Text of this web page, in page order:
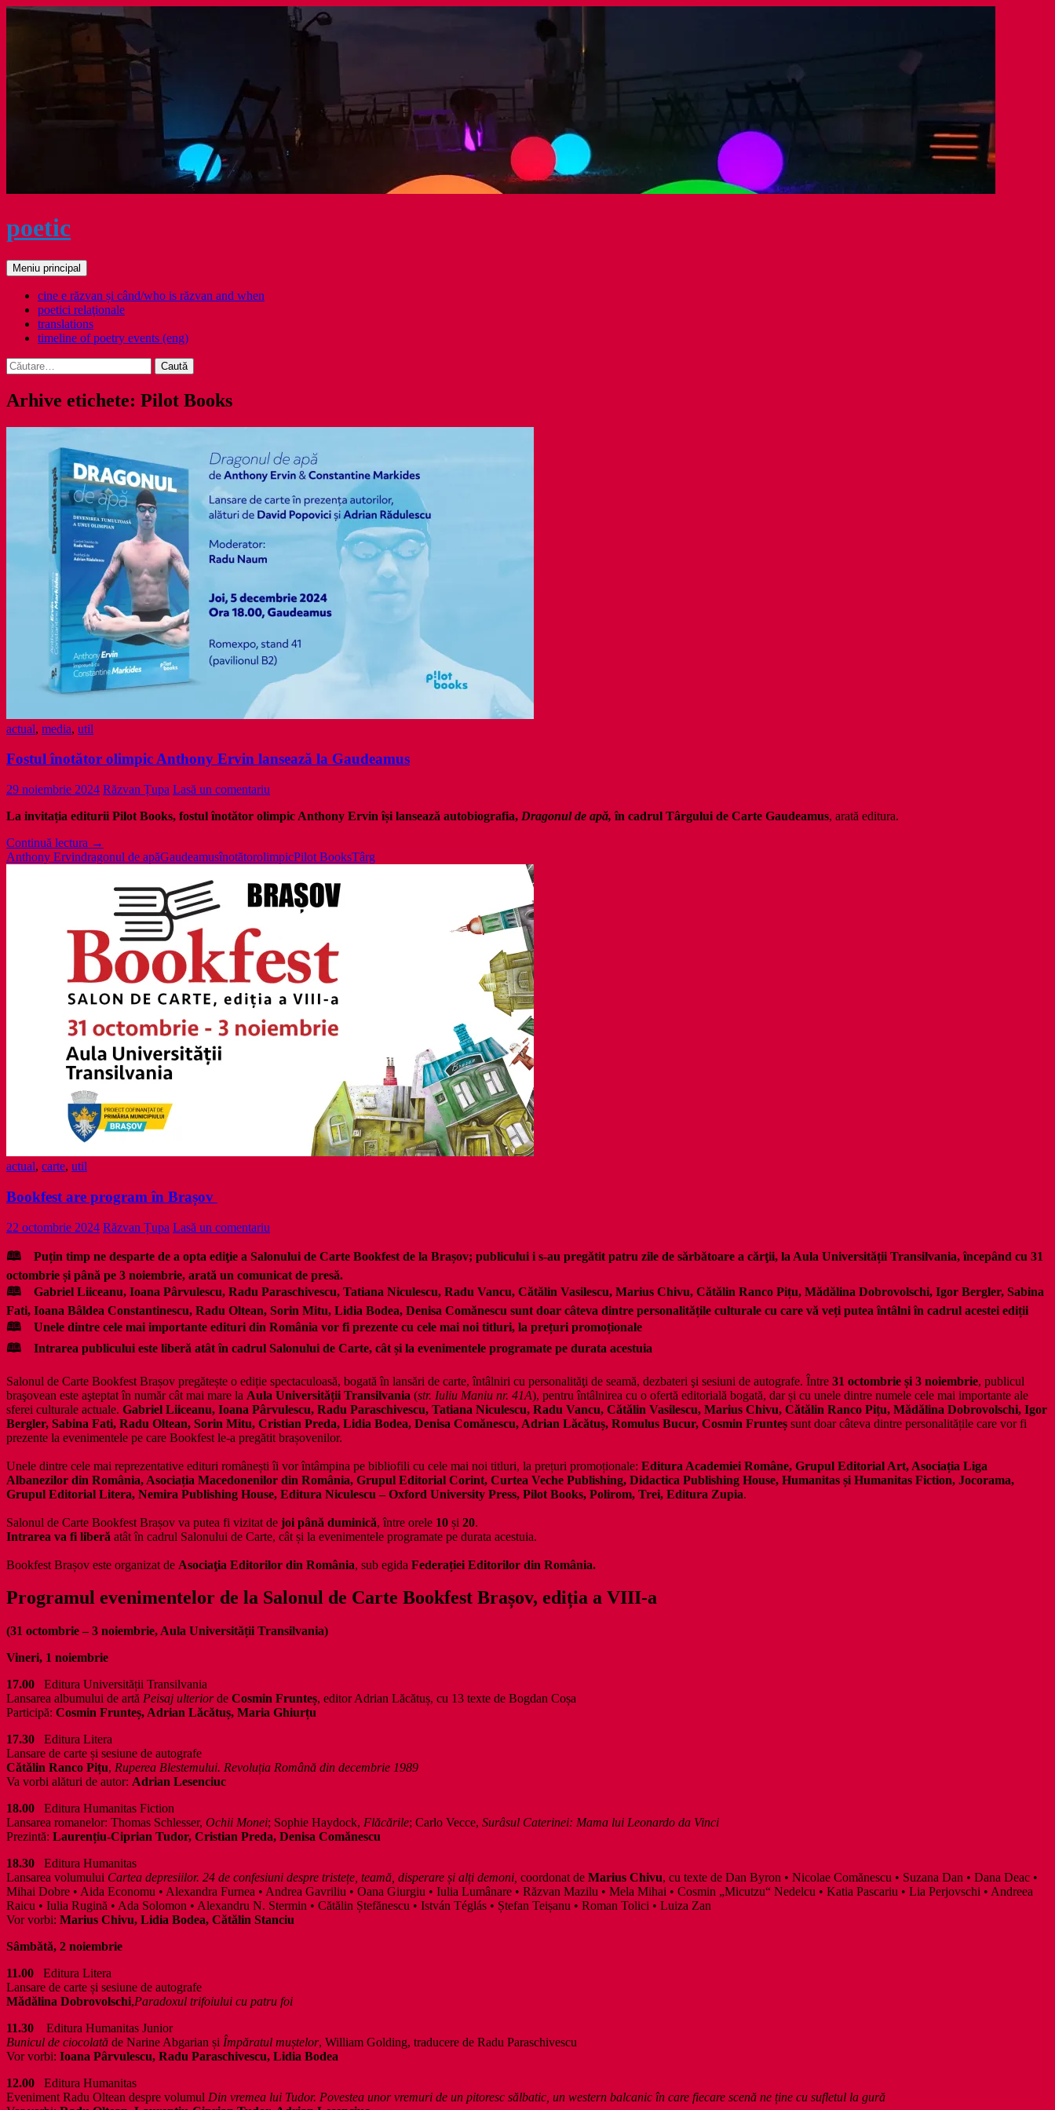
Sari
poetic
Caută
Meniu principal
cine e răzvan și când/who is răzvan and when
poetici relaţionale
translations
timeline of poetry events (eng)
Caută
după:
Arhive etichete: Pilot Books
actual, media, util
Fostul înotător olimpic Anthony Ervin lansează la Gaudeamus
29 noiembrie 2024 Răzvan Țupa Lasă un comentariu
La invitația editurii Pilot Books, fostul înotător olimpic Anthony Ervin își lansează autobiografia, Dragonul de apă, în cadrul Târgului de Carte Gaudeamus, arată editura.
Continuă lectura Fostul
înotător
Anthony
lansează
la
Gaudeamus
→
Anthony Ervindragonul de apăGaudeamusînotătorolimpicPilot BooksTârg
actual, carte, util
Bookfest are program în Brașov
22 octombrie 2024 Răzvan Țupa Lasă un comentariu
🕮 Puțin timp ne desparte de a opta ediţie a Salonului de Carte Bookfest de la Brașov; publicului i s-au pregătit patru zile de sărbătoare a cărţii, la Aula Universității Transilvania, începând cu 31
octombrie și până pe 3 noiembrie, arată un comunicat de presă.
🕮 Gabriel Liiceanu, Ioana Pârvulescu, Radu Paraschivescu, Tatiana Niculescu, Radu Vancu, Cătălin Vasilescu, Marius Chivu, Cătălin Ranco Pițu, Mădălina Dobrovolschi, Igor Bergler, Sabina
Fati, Ioana Bâldea Constantinescu, Radu Oltean, Sorin Mitu, Lidia Bodea, Denisa Comănescu sunt doar câteva dintre personalitățile culturale cu care vă veți putea întâlni în cadrul acestei ediții
🕮 Unele dintre cele mai importante edituri din România vor fi prezente cu cele mai noi titluri, la prețuri promoționale
🕮 Intrarea publicului este liberă atât în cadrul Salonului de Carte, cât și la evenimentele programate pe durata acestuia
Salonul de Carte Bookfest Brașov pregătește o ediție spectaculoasă, bogată în lansări de carte, întâlniri cu personalităţi de seamă, dezbateri şi sesiuni de autografe. Între 31 octombrie și 3 noiembrie, publicul
braşovean este aşteptat în număr cât mai mare la Aula Universității Transilvania (str. Iuliu Maniu nr. 41A), pentru întâlnirea cu o ofertă editorială bogată, dar și cu unele dintre numele cele mai importante ale
sferei culturale actuale. Gabriel Liiceanu, Ioana Pârvulescu, Radu Paraschivescu, Tatiana Niculescu, Radu Vancu, Cătălin Vasilescu, Marius Chivu, Cătălin Ranco Pițu, Mădălina Dobrovolschi, Igor
Bergler, Sabina Fati, Radu Oltean, Sorin Mitu, Cristian Preda, Lidia Bodea, Denisa Comănescu, Adrian Lăcătuș, Romulus Bucur, Cosmin Frunteș sunt doar câteva dintre personalitățile care vor fi
prezente la evenimentele pe care Bookfest le-a pregătit brașovenilor.
Unele dintre cele mai reprezentative edituri românești îi vor întâmpina pe bibliofili cu cele mai noi titluri, la prețuri promoționale: Editura Academiei Române, Grupul Editorial Art, Asociația Liga
Albanezilor din România, Asociația Macedonenilor din România, Grupul Editorial Corint, Curtea Veche Publishing, Didactica Publishing House, Humanitas și Humanitas Fiction, Jocorama,
Grupul Editorial Litera, Nemira Publishing House, Editura Niculescu – Oxford University Press, Pilot Books, Polirom, Trei, Editura Zupia.
Salonul de Carte Bookfest Brașov va putea fi vizitat de joi până duminică, între orele 10 și 20.
Intrarea va fi liberă atât în cadrul Salonului de Carte, cât și la evenimentele programate pe durata acestuia.
Bookfest Brașov este organizat de Asociaţia Editorilor din România, sub egida Federației Editorilor din România.
Programul evenimentelor de la Salonul de Carte Bookfest Brașov, ediția a VIII-a
(31 octombrie – 3 noiembrie, Aula Universității Transilvania)
Vineri, 1 noiembrie
17.00 Editura Universității Transilvania
Lansarea albumului de artă Peisaj ulteriorde Cosmin Frunteș, editor Adrian Lăcătuș, cu 13 texte de Bogdan Coșa
Participă: Cosmin Frunteș, Adrian Lăcătuș, Maria Ghiurțu
17.30 Editura Litera
Lansare de carte și sesiune de autografe
Cătălin Ranco Pițu, Ruperea Blestemului. Revoluția Română din decembrie 1989
Va vorbi alături de autor: Adrian Lesenciuc
18.00 Editura Humanitas Fiction
Lansarea romanelor: Thomas Schlesser, Ochii Monei; Sophie Haydock, Flăcările; Carlo Vecce, Surâsul Caterinei: Mama lui Leonardo da Vinci
Prezintă: Laurențiu-Ciprian Tudor, Cristian Preda, Denisa Comănescu
18.30 Editura Humanitas
Lansarea volumului Cartea depresiilor. 24 de confesiuni despre tristețe, teamă, disperare și alți demoni, coordonat de Marius Chivu, cu texte de Dan Byron • Nicolae Comănescu • Suzana Dan • Dana Deac •
Mihai Dobre • Aida Economu • Alexandra Furnea • Andrea Gavriliu • Oana Giurgiu • Iulia Lumânare • Răzvan Mazilu • Mela Mihai • Cosmin „Micutzu“ Nedelcu • Katia Pascariu • Lia Perjovschi • Andreea
Raicu • Iulia Rugină • Ada Solomon • Alexandru N. Stermin • Cătălin Ștefănescu • István Téglás • Ștefan Teișanu • Roman Tolici • Luiza Zan
Vor vorbi: Marius Chivu, Lidia Bodea, Cătălin Stanciu
Sâmbătă, 2 noiembrie
11.00 Editura Litera
Lansare de carte și sesiune de autografe
Mădălina Dobrovolschi,Paradoxul trifoiului cu patru foi
11.30 Editura Humanitas Junior
Bunicul de ciocolată de Narine Abgarian și Împăratul muștelor, William Golding, traducere de Radu Paraschivescu
Vor vorbi: Ioana Pârvulescu, Radu Paraschivescu, Lidia Bodea
12.00 Editura Humanitas
Eveniment Radu Oltean despre volumul Din vremea lui Tudor. Povestea unor vremuri de un pitoresc sălbatic, un western balcanic în care fiecare scenă ne ține cu sufletul la gură